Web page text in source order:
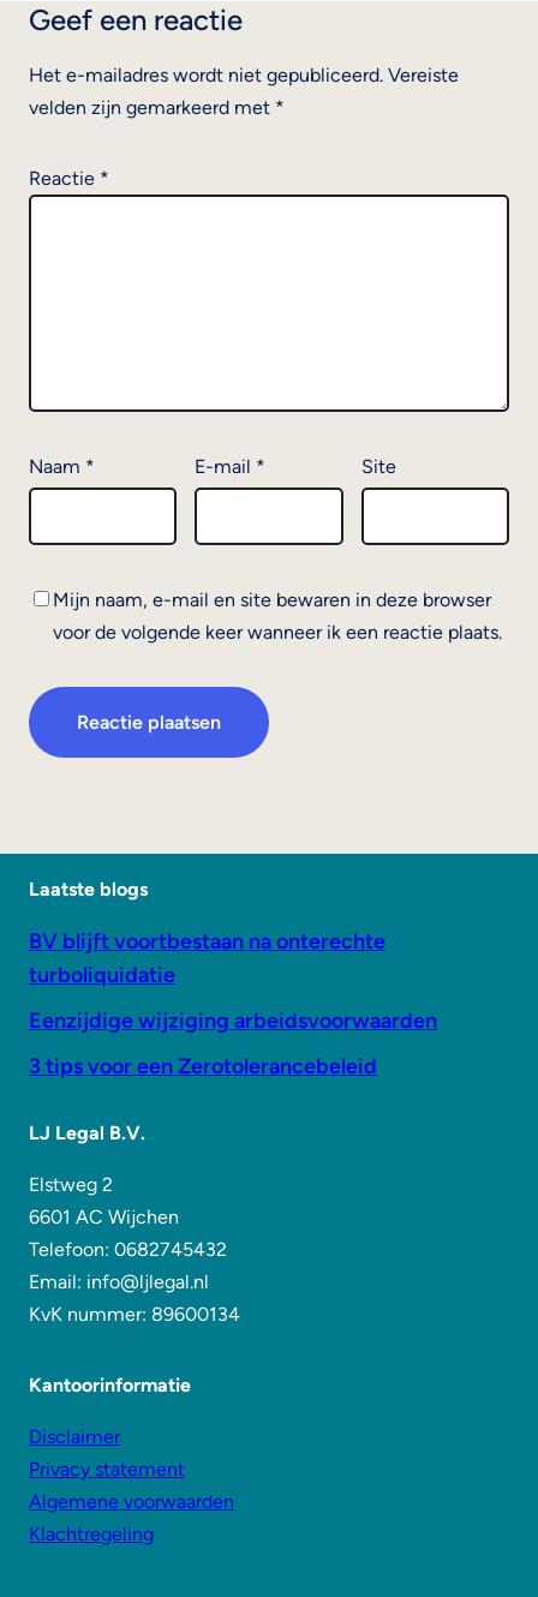
Geef een reactie
Het e-mailadres wordt niet gepubliceerd. Vereiste
velden zijn gemarkeerd met *
Reactie *
Naam * E-mail * Site
Mijn naam, e-mail en site bewaren in deze browser
voor de volgende keer wanneer ik een reactie plaats.
Laatste blogs
BV blijft voortbestaan na onterechte
turboliquidatie
Eenzijdige wijziging arbeidsvoorwaarden
3 tips voor een Zerotolerancebeleid
LJ Legal B.V.
Elstweg 2
6601 AC Wijchen
Telefoon: 0682745432
Email: info@ljlegal.nl
KvK nummer: 89600134
Kantoorinformatie
Disclaimer
Privacy statement
Algemene voorwaarden
Klachtregeling